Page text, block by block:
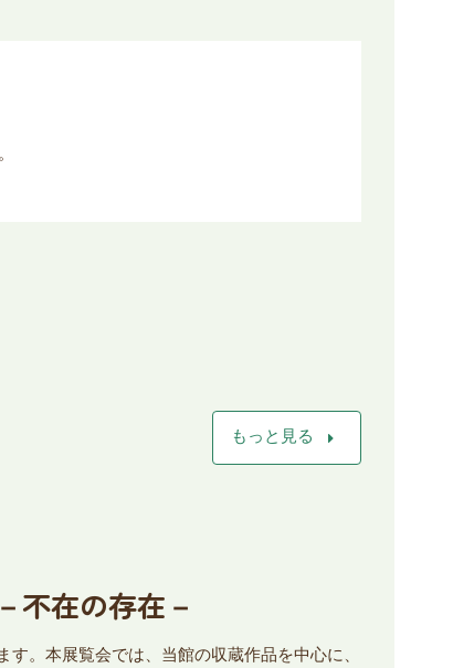
もっと見る arrow_right
不在の存在－
。本展覧会では、当館の収蔵作品を中心に、